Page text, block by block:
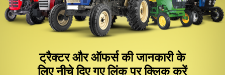
ट्रैक्टर और ऑफर्स की जानकारी के
लिए नीचे दिए गए लिंक पर क्लिक करें